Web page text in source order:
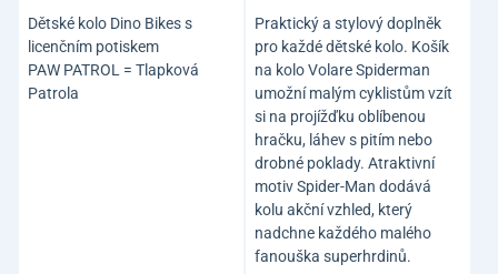
Dětské kolo Dino Bikes s
licenčním potiskem
PAW PATROL = Tlapková
Patrola
Praktický a stylový doplněk
pro každé dětské kolo. Košík
na kolo Volare Spiderman
umožní malým cyklistům vzít
si na projížďku oblíbenou
hračku, láhev s pitím nebo
drobné poklady. Atraktivní
motiv Spider-Man dodává
kolu akční vzhled, který
nadchne každého malého
fanouška superhrdinů.